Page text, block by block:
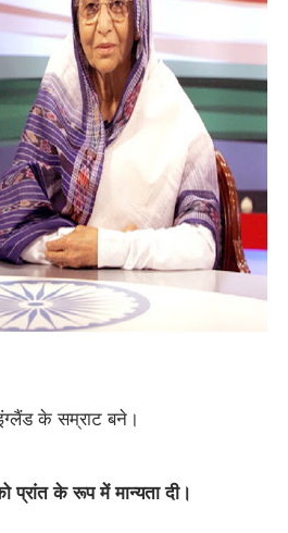
के सम्राट बने।
प्रांत के रूप में मान्यता दी।